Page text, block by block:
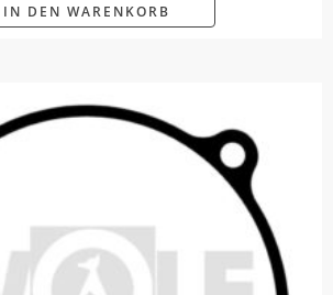
IN DEN WARENKORB